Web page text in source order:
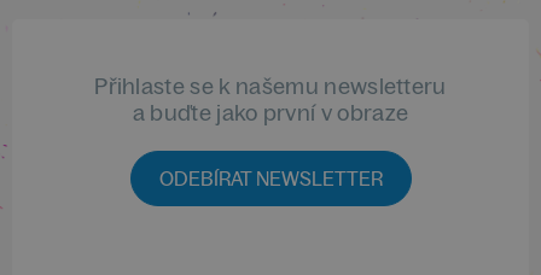
Přihlaste se k našemu newsletteru
a buďte jako první v obraze
ODEBÍRAT NEWSLETTER